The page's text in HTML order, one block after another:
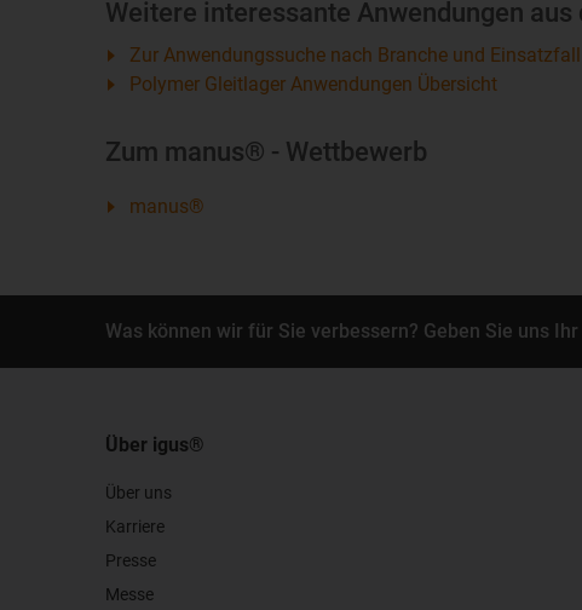
Weitere interessante Anwendungen
Zur Anwendungssuche nach Branche und Einsatzfall
Polymer Gleitlager Anwendungen Übersicht
Zum manus® - Wettbewerb
manus®
Was können wir für Sie verbessern? Geben Sie uns
Über igus®
Über uns
Karriere
Presse
Messe